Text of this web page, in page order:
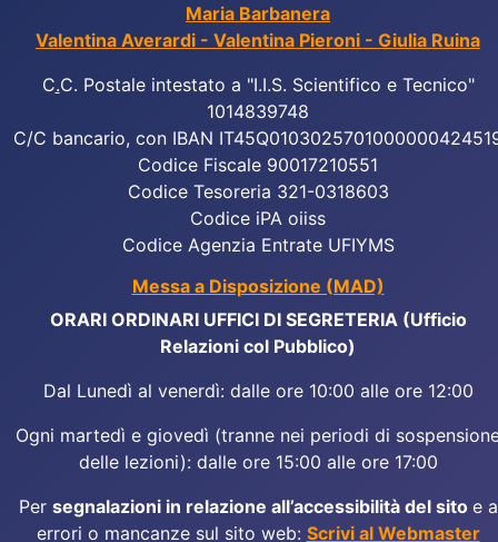
Maria Barbanera
Valentina Averardi - Valentina Pieroni - Giulia Ruina
C.C. Postale intestato a "I.I.S. Scientifico e Tecnico"
1014839748
C/C bancario, con IBAN
Codice Fiscale 90017210551
Codice Tesoreria 321-0318603
Codice iPA oiiss
Codice Agenzia Entrate UFIYMS
Messa a Disposizione (MAD)
ORARI ORDINARI UFFICI DI SEGRETERIA (Ufficio
Relazioni col Pubblico)
Dal Lunedì al venerdì: dalle ore 10:00 alle ore 12:00
Ogni martedì e giovedì (tranne nei periodi di
delle lezioni): dalle ore 15:00 alle ore 17:00
Per segnalazioni in relazione all’accessibilità del sito e a
errori o mancanze sul sito web: Scrivi al Webmaster